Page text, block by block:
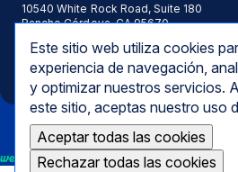
Este sitio web utiliza cookies
experiencia de navegación,
y optimizar nuestros servicios.
este sitio, aceptas nuestro uso
Aceptar todas las cookies
Rechazar todas las cookies
10540 White Rock Road, Suite 180
Rancho Córdova, CA 95670
Horas
De lunes a viernes, de 7.30 a 17.00 horas
we empower